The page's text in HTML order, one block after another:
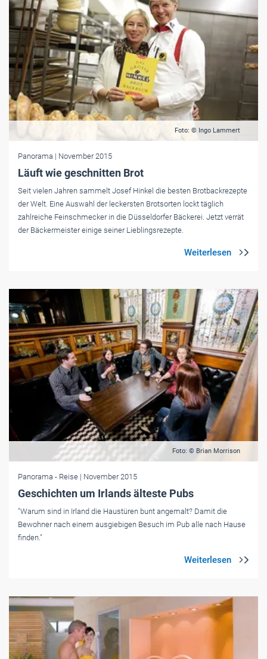
Foto: © Ingo Lammert
Panorama | November 2015
Läuft wie geschnitten Brot
Seit vielen Jahren sammelt Josef Hinkel die besten Brotbackrezepte
der Welt. Eine Auswahl der leckersten Brotsorten lockt täglich
zahlreiche Feinschmecker in die Düsseldorfer Bäckerei. Jetzt verrät
der Bäckermeister einige seiner Lieblingsrezepte.
Foto: © Brian Morrison
Panorama - Reise | November 2015
Geschichten um Irlands älteste Pubs
"Warum sind in Irland die Haustüren bunt angemalt? Damit die
Bewohner nach einem ausgiebigen Besuch im Pub alle nach Hause
finden."